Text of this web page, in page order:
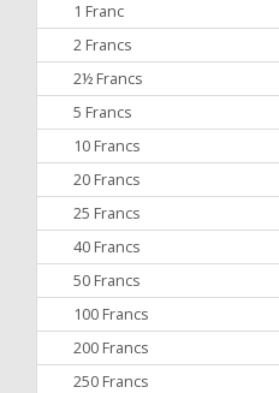
1 Franc
2 Francs
2½ Francs
5 Francs
10 Francs
20 Francs
25 Francs
40 Francs
50 Francs
100 Francs
200 Francs
250 Francs